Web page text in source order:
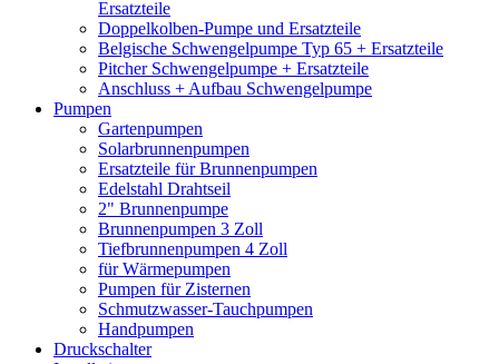
Ersatzteile
Doppelkolben-Pumpe und Ersatzteile
Belgische Schwengelpumpe Typ 65 + Ersatzteile
Pitcher Schwengelpumpe + Ersatzteile
Anschluss + Aufbau Schwengelpumpe
Pumpen
Gartenpumpen
Solarbrunnenpumpen
Ersatzteile für Brunnenpumpen
Edelstahl Drahtseil
2" Brunnenpumpe
Brunnenpumpen 3 Zoll
Tiefbrunnenpumpen 4 Zoll
für Wärmepumpen
Pumpen für Zisternen
Schmutzwasser-Tauchpumpen
Handpumpen
Druckschalter